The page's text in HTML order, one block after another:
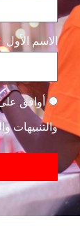
الاسم الأول
أوافق
والتنبيهات